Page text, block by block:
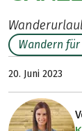
Wandern
20. Juni 2023